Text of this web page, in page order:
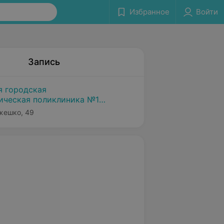
Избранное Войти
Запись
городская
поликлиника №1
49